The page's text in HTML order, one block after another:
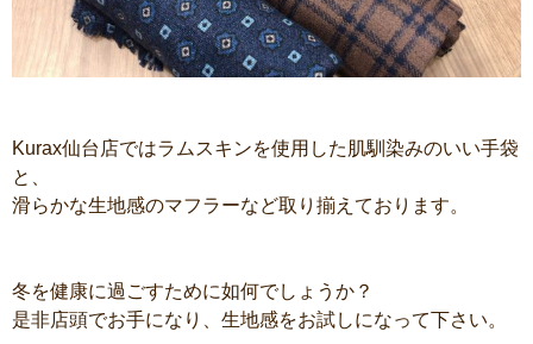
Kurax仙台店ではラムスキンを使用した肌馴染みのいい手袋
と、
滑らかな生地感のマフラーなど取り揃えております。
冬を健康に過ごすために如何でしょうか？
是非店頭でお手になり、生地感をお試しになって下さい。